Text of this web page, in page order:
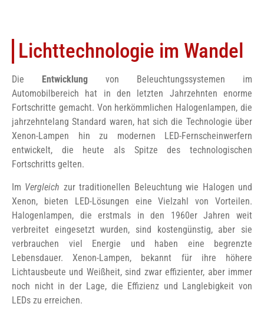
Lichttechnologie im Wandel
Die Entwicklung von Beleuchtungssystemen im
Automobilbereich hat in den letzten Jahrzehnten enorme
Fortschritte gemacht. Von herkömmlichen Halogenlampen, die
jahrzehntelang Standard waren, hat sich die Technologie über
Xenon-Lampen hin zu modernen LED-Fernscheinwerfern
entwickelt, die heute als Spitze des technologischen
Fortschritts gelten.
Im Vergleich zur traditionellen Beleuchtung wie Halogen und
Xenon, bieten LED-Lösungen eine Vielzahl von Vorteilen.
Halogenlampen, die erstmals in den 1960er Jahren weit
verbreitet eingesetzt wurden, sind kostengünstig, aber sie
verbrauchen viel Energie und haben eine begrenzte
Lebensdauer. Xenon-Lampen, bekannt für ihre höhere
Lichtausbeute und Weißheit, sind zwar effizienter, aber immer
noch nicht in der Lage, die Effizienz und Langlebigkeit von
LEDs zu erreichen.